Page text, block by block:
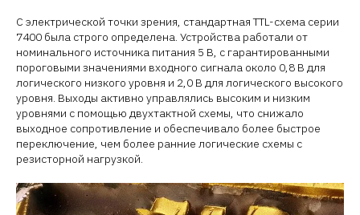
С электрической точки зрения, стандартная TTL-схема серии
7400 была строго определена. Устройства работали от
номинального источника питания 5 В, с гарантированными
пороговыми значениями входного сигнала около 0,8 В для
логического низкого уровня и 2,0 В для логического высокого
уровня. Выходы активно управлялись высоким и низким
уровнями с помощью двухтактной схемы, что снижало
выходное сопротивление и обеспечивало более быстрое
переключение, чем более ранние логические схемы с
резисторной нагрузкой.